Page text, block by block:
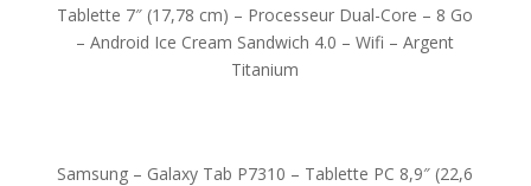
Tablette 7″ (17,78 cm) – Processeur Dual-Core – 8 Go
– Android Ice Cream Sandwich 4.0 – Wifi – Argent
Titanium
Samsung – Galaxy Tab P7310 – Tablette PC 8,9″ (22,6